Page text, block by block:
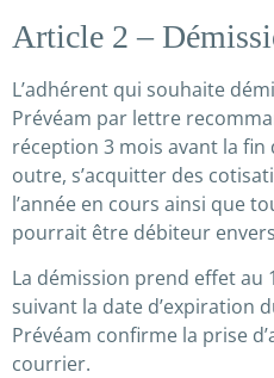
Article 2 –
L’adhérent qui souhaite
Prévéam par lettre
réception 3 mois avant la fin
outre, s’acquitter des
l’année en cours ainsi que
pourrait être débiteur
La démission prend effet au
suivant la date d’expiration
Prévéam confirme la prise
courrier.